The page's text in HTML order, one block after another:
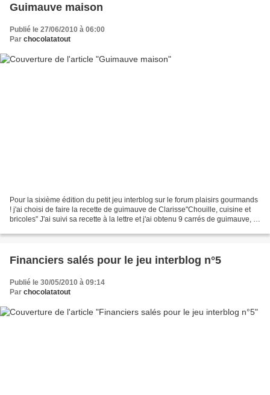
Guimauve maison
Publié le 27/06/2010 à 06:00
Par chocolatatout
Pour la sixième édition du petit jeu interblog sur le forum plaisirs gourmands
! j'ai choisi de faire la recette de guimauve de Clarisse"Chouille, cuisine et
bricoles" J'ai suivi sa recette à la lettre et j'ai obtenu 9 carrés de guimauve, la
Financiers salés pour le jeu interblog n°5
Publié le 30/05/2010 à 09:14
Par chocolatatout